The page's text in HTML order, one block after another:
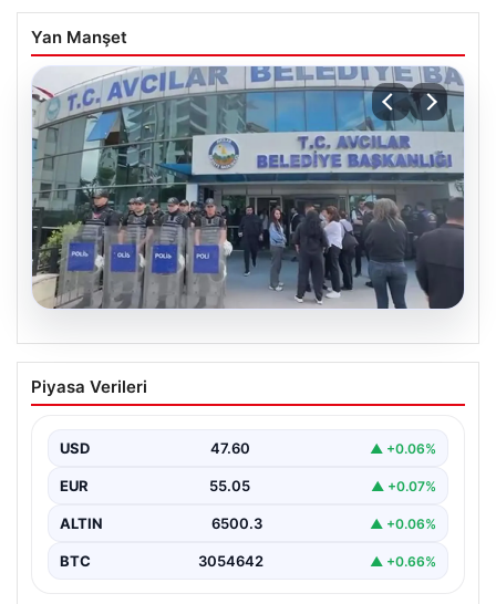
Yan Manşet
05.08.2026
Avcılar Belediyesi’ne operasyon. 12
şüpheli gözaltına alındı
Piyasa Verileri
USD 47.60 ▲ +0.06%
EUR 55.05 ▲ +0.07%
ALTIN 6500.3 ▲ +0.06%
BTC 3054642 ▲ +0.66%